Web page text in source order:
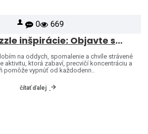
0 669
Júnové puzzle inšpirácie: Objavte svet značiek Heye a Jumbo
na oddych, spomalenie a chvíle strávené
aktivitu, ktorá zabaví, precvičí koncentráciu a
pomôže vypnúť od každodenn..
čítať ďalej